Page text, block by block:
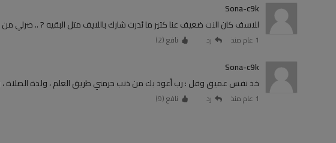
Sona-c9k
للاسف كان النت ضعيف عنا كتير ما ئدرت شارك باللايف متل البقيه ? ..
1 عام منذ رد نافع (2
)
Sona-c9k
خذ نفس عميق وقل : رب أعوذ بك من ذنب حرمني طريق العلم ، ولذة الصلاة ،
1 عام منذ رد نافع (9
)